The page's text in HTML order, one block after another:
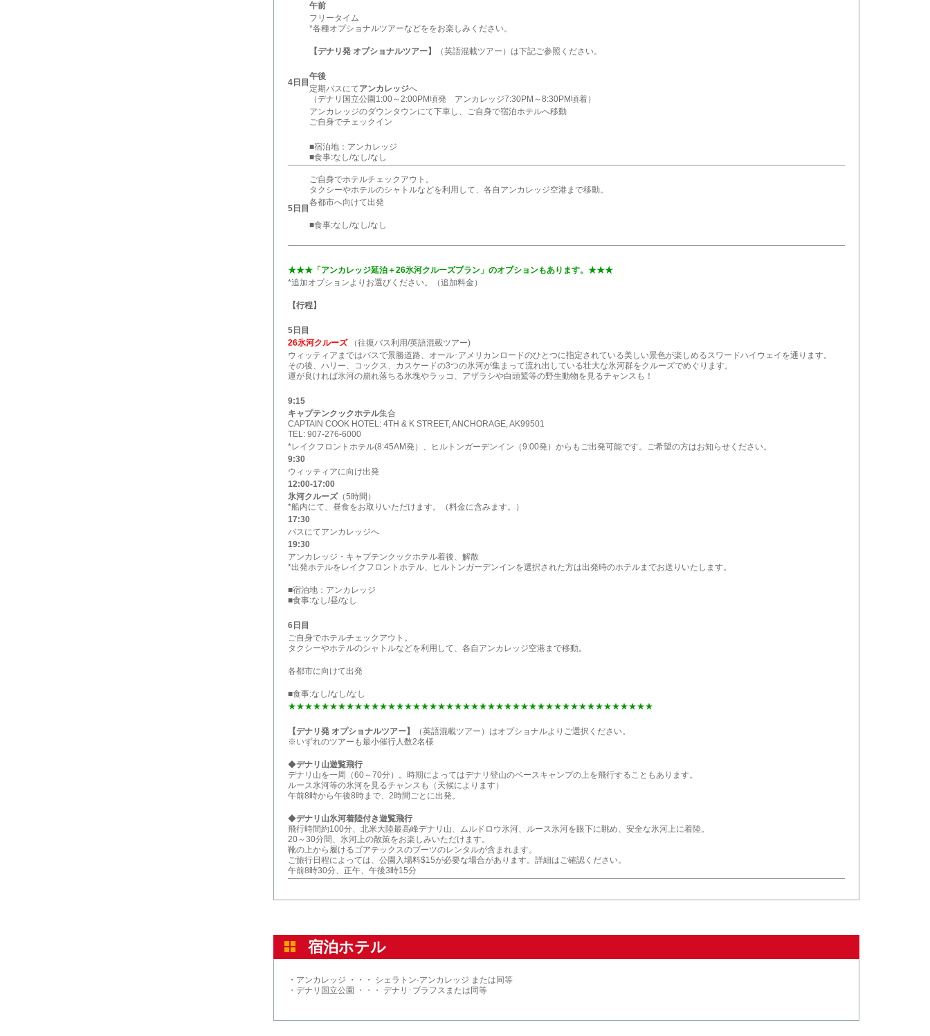
4日目
午前
フリータイム
*各種オプショナルツアーなどををお楽しみください。
【デナリ発 オプショナルツアー】 （英語混載ツアー）は下記ご参照ください。
午後
定期バスにてアンカレッジへ
（デナリ国立公園1:00～2:00PM頃発 アンカレッジ7:30PM～8:30PM頃着）
アンカレッジのダウンタウンにて下車し、ご自身で宿泊ホテルへ移動
ご自身でチェックイン
■宿泊地：アンカレッジ
■食事:なし/なし/なし
5日目
ご自身でホテルチェックアウト。
タクシーやホテルのシャトルなどを利用して、各自アンカレッジ空港まで移動。
各都市へ向けて出発
■食事:なし/なし/なし
★★★「アンカレッジ延泊＋26氷河クルーズプラン」のオプションもあります。★★★
*追加オプションよりお選びください。（追加料金）
【行程】
5日目
26氷河クルーズ（往復バス利用/英語混載ツアー)
ウィッティアまではバスで景勝道路、オール･アメリカンロードのひとつに指定されている美しい景色が楽しめるスワードハイウェイを通ります。
その後、ハリー、コックス、カスケードの3つの氷河が集まって流れ出している壮大な氷河群をクルーズでめぐります。
運が良ければ氷河の崩れ落ちる氷塊やラッコ、アザラシや白頭鷲等の野生動物を見るチャンスも！
9:15
キャプテンクックホテル集合
CAPTAIN COOK HOTEL: 4TH & K STREET, ANCHORAGE, AK99501
TEL: 907-276-6000
*レイクフロントホテル(8:45AM発）、ヒルトンガーデンイン（9:00発）からもご出発可能です。ご希望の方はお知らせください。
9:30
ウィッティアに向け出発
12:00-17:00
氷河クルーズ（5時間）
*船内にて、昼食をお取りいただけます。（料金に含みます。）
17:30
バスにてアンカレッジへ
19:30
アンカレッジ・キャプテンクックホテル着後、解散
*出発ホテルをレイクフロントホテル、ヒルトンガーデンインを選択された方は出発時のホテルまでお送りいたします。
■宿泊地：アンカレッジ
■食事:なし/昼/なし
6日目
ご自身でホテルチェックアウト。
タクシーやホテルのシャトルなどを利用して、各自アンカレッジ空港まで移動。
各都市に向けて出発
■食事:なし/なし/なし
★★★★★★★★★★★★★★★★★★★★★★★★★★★★★★★★★★★★★★★★★★★★
【デナリ発 オプショナルツアー】
（英語混載ツアー）はオプショナルよりご選択ください。
※いずれのツアーも最小催行人数2名様
◆デナリ山遊覧飛行
デナリ山を一周（60～70分）。時期によってはデナリ登山のベースキャンプの上を飛行することもあります。
ルース氷河等の氷河を見るチャンスも（天候によります）
午前8時から午後8時まで、2時間ごとに出発。
◆デナリ山氷河着陸付き遊覧飛行
飛行時間約100分、北米大陸最高峰デナリ山、ムルドロウ氷河、ルース氷河を眼下に眺め、安全な氷河上に着陸。
20～30分間、氷河上の散策をお楽しみいただけます。
靴の上から履けるゴアテックスのブーツのレンタルが含まれます。
ご旅行日程によっては、公園入場料$15が必要な場合があります。詳細はご確認ください。
午前8時30分、正午、午後3時15分
宿泊ホテル
・アンカレッジ ・・・ シェラトン·アンカレッジ または同等
・デナリ国立公園 ・・・ デナリ･ブラフスまたは同等